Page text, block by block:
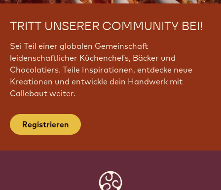
TRITT UNSERER COMMUNITY BEI!
Sei Teil einer globalen Gemeinschaft
leidenschaftlicher Küchenchefs, Bäcker und
Chocolatiers. Teile Inspirationen, entdecke neue
Kreationen und entwickle dein Handwerk mit
Callebaut weiter.
Registrieren